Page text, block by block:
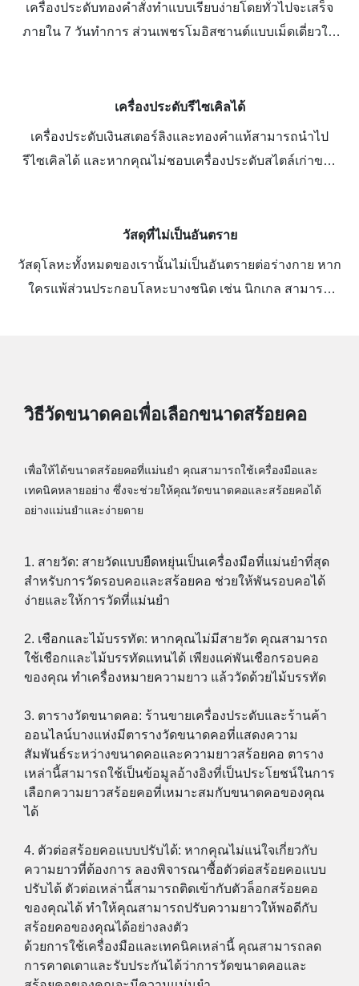
เครื่องประดับทองคำสั่งทำแบบเรียบง่ายโดยทั่วไปจะเสร็จ
ภายใน 7 วันทำการ ส่วนเพชรโมอิสซานต์แบบเม็ดเดี่ยวใช้
เครื่องประดับรีไซเคิลได้
เครื่องประดับเงินสเตอร์ลิงและทองคำแท้สามารถนำไป
รีไซเคิลได้ และหากคุณไม่ชอบเครื่องประดับสไตล์เก่าของ
วัสดุที่ไม่เป็นอันตราย
วัสดุโลหะทั้งหมดของเรานั้นไม่เป็นอันตรายต่อร่างกาย หาก
ใครแพ้ส่วนประกอบโลหะบางชนิด เช่น นิกเกล สามารถ
วิธีวัดขนาดคอเพื่อเลือกขนาดสร้อยคอ
เพื่อให้ได้ขนาดสร้อยคอที่แม่นยำ คุณสามารถใช้เครื่องมือและ
เทคนิคหลายอย่าง ซึ่งจะช่วยให้คุณวัดขนาดคอและสร้อยคอได้
อย่างแม่นยำและง่ายดาย
1. สายวัด: สายวัดแบบยืดหยุ่นเป็นเครื่องมือที่แม่นยำที่สุด
สำหรับการวัดรอบคอและสร้อยคอ ช่วยให้พันรอบคอได้
ง่ายและให้การวัดที่แม่นยำ
2. เชือกและไม้บรรทัด: หากคุณไม่มีสายวัด คุณสามารถ
ใช้เชือกและไม้บรรทัดแทนได้ เพียงแค่พันเชือกรอบคอ
ของคุณ ทำเครื่องหมายความยาว แล้ววัดด้วยไม้บรรทัด
3. ตารางวัดขนาดคอ: ร้านขายเครื่องประดับและร้านค้า
ออนไลน์บางแห่งมีตารางวัดขนาดคอที่แสดงความ
สัมพันธ์ระหว่างขนาดคอและความยาวสร้อยคอ ตาราง
เหล่านี้สามารถใช้เป็นข้อมูลอ้างอิงที่เป็นประโยชน์ในการ
เลือกความยาวสร้อยคอที่เหมาะสมกับขนาดคอของคุณ
ได้
4. ตัวต่อสร้อยคอแบบปรับได้: หากคุณไม่แน่ใจเกี่ยวกับ
ความยาวที่ต้องการ ลองพิจารณาซื้อตัวต่อสร้อยคอแบบ
ปรับได้ ตัวต่อเหล่านี้สามารถติดเข้ากับตัวล็อกสร้อยคอ
ของคุณได้ ทำให้คุณสามารถปรับความยาวให้พอดีกับ
สร้อยคอของคุณได้อย่างลงตัว
ด้วยการใช้เครื่องมือและเทคนิคเหล่านี้ คุณสามารถลด
การคาดเดาและรับประกันได้ว่าการวัดขนาดคอและ